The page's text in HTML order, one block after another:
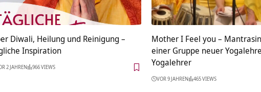
Diwali, Heilung und Reinigung –
Inspiration
2 JAHREN 966 VIEWS
Mother I Feel you –
einer Gruppe neuer
Yogalehrer
VOR 9 JAHREN 465 VIEWS